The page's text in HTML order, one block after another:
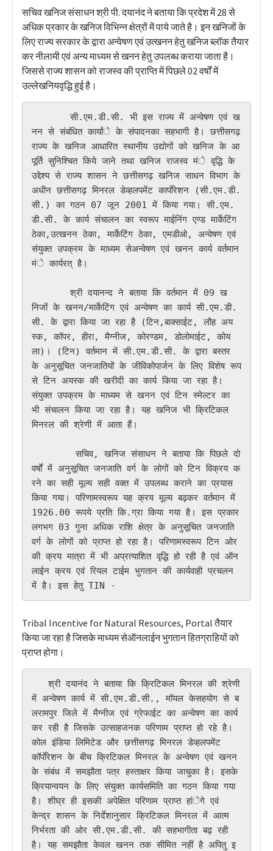
सचिव खनिज संसाधन श्री पी. दयानंद ने बताया कि प्रदेश में 28 से
अधिक प्रकार के खनिज विभिन्न क्षेत्रों में पाये जाते है। इन खनिजों के
लिए राज्य सरकार के द्वारा अन्वेषण एवं उत्खनन हेतु खनिज ब्लॉक तैयार
कर नीलामी एवं अन्य माध्यम से खनन हेतु उपलब्ध कराया जाता है।
जिससे राज्य शासन को राजस्व की प्राप्ति में पिछले 02 वर्षों में
उल्लेखनियवृद्धि हुई है।
       सी.एम.डी.सी. भी इस राज्य में अन्वेषण एवं ख
नन से संबंधित कार्यांे के संपादनका सहभागी है। छत्तीसगढ़
राज्य के खनिज आधारित स्थानीय उद्योगों को खनिज के आ
पूर्ति सुनिश्चित किये जाने तथा खनिज राजस्व मंे वृद्धि के
उद्देश्य से राज्य शासन ने छत्तीसगढ़ खनिज साधन विभाग के
अधीन छत्तीसगढ़ मिनरल डेव्हलपमेंट कार्पाेरेशन (सी.एम.डी.
सी.) का गठन 07 जून 2001 में किया गया। सी.एम.
डी.सी. के कार्य संचालन का स्वरूप माईनिंग एण्ड मार्केटिंग
ठेका,उत्खनन ठेका, मार्केटिंग ठेका, एमडीओ, अन्वेषण एवं
संयुक्त उपक्रम के माध्यम सेअन्वेषण एवं खनन कार्य वर्तमान
मंे कार्यरत् है।
       श्री दयानन्द ने बताया कि वर्तमान में 09 ख
निजों के खनन/मार्केटिंग एवं अन्वेषण का कार्य सी.एम.डी.
सी. के द्वारा किया जा रहा है (टिन,बाक्साईट, लौह अय
स्क, कॉपर, हीरा, मैग्नीज, कोरण्डम, डोलोमाईट, कोय
ला)। (टिन) वर्तमान में सी.एम.डी.सी. के द्वारा बस्तर
के अनुसूचित जनजातियों के जीविकोपार्जन के लिए विशेष रूप
से टिन अयस्क की खरीदी का कार्य किया जा रहा है।
संयुक्त उपक्रम के माध्यम से खनन एवं टिन स्मेल्टर का
भी संचालन किया जा रहा है। यह खनिज भी क्रिटिकल
मिनरल की श्रेणी में आता हैं।
        सचिव, खनिज संसाधन ने बताया कि पिछले दो
वर्षों में अनुसूचित जनजाति वर्ग के लोगों को टिन विक्रय क
रने का सही मूल्य सही वक्त में उपलब्ध कराने का प्रयास
किया गया। परिणामस्वरूप यह क्रय मूल्य बढ़कर वर्तमान में
1926.00 रूपये प्रति कि.ग्रा किया गया है। इस प्रकार
लगभग 03 गुना अधिक राशि क्षेत्र के अनुसूचित जनजाति
वर्ग के लोगों को प्राप्त हो रहा है। परिणामस्वरूप टिन ओर
की क्रय मात्रा में भी अप्रत्याशित वृद्धि हो रही है एवं ऑन
लाईन क्रय एवं रियल टाईम भुगतान की कार्यवाही प्रचलन
में है। इस हेतु TIN -
Tribal Incentive for Natural Resources, Portal तैयार
किया जा रहा है जिसके माध्यम सेऑनलाईन भुगतान हितग्राहियों को
प्राप्त होगा।
   श्री दयानंद ने बताया कि क्रिटिकल मिनरल की श्रेणी
में अन्वेषण कार्य में सी.एम.डी.सी., मॉयल केसहयोग से ब
लरामपुर जिले में मैग्नीज एवं ग्रेफाईट का अन्वेषण का कार्य
कर रही है जिसके उत्साहजनक परिणाम प्राप्त हो रहे है।
कोल इंडिया लिमिटेड और छत्तीसगढ़ मिनरल डेव्हलपमेंट
कॉर्पाेरेशन के बीच क्रिटिकल मिनरल के अन्वेषण एवं खनन
के संबंध में समझौता पत्र हस्ताक्षर किया जाचुका है। इसके
क्रियान्वयन के लिए संयुक्त कार्यसमिति का गठन किया गया
है। शीघ्र ही इसकी अपेक्षित परिणाम प्राप्त हांेगे एवं
केन्द्र शासन के निर्देशानुसार क्रिटिकल मिनरल में आत्म
निर्भरता की ओर सी.एम.डी.सी. की सहभागीता बढ़ रही
है। यह समझौता केवल खनन तक सीमित नहीं है अपितु इ